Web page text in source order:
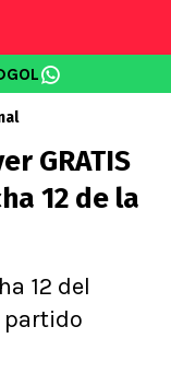
GRATIS
12 de la
12 del
partido